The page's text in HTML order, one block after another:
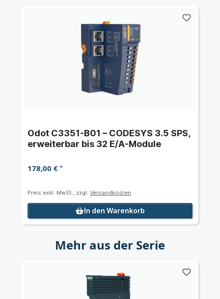
Odot C3351-B01 – CODESYS 3.5 SPS,
erweiterbar bis 32 E/A-Module
178,00 €*
Preis exkl. MwSt., zzgl. Versandkosten
In den Warenkorb
Mehr aus der Serie